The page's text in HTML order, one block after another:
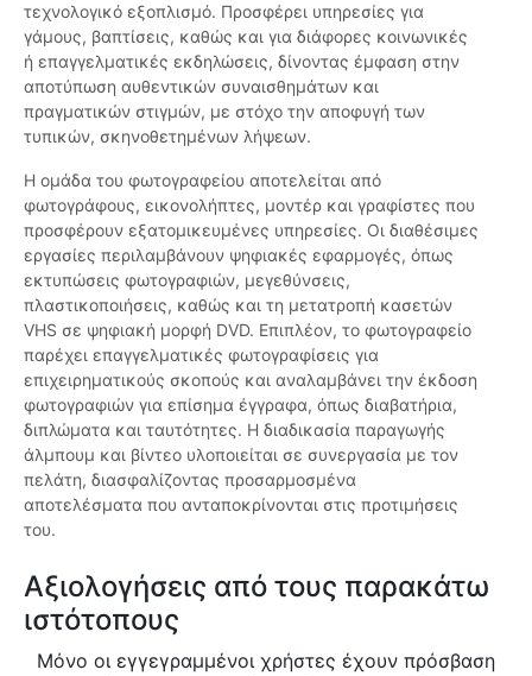
τεχνολογικό εξοπλισμό. Προσφέρει υπηρεσίες για
γάμους, βαπτίσεις, καθώς και για διάφορες κοινωνικές
ή επαγγελματικές εκδηλώσεις, δίνοντας έμφαση στην
αποτύπωση αυθεντικών συναισθημάτων και
πραγματικών στιγμών, με στόχο την αποφυγή των
τυπικών, σκηνοθετημένων λήψεων.
Η ομάδα του φωτογραφείου αποτελείται από
φωτογράφους, εικονολήπτες, μοντέρ και γραφίστες που
προσφέρουν εξατομικευμένες υπηρεσίες. Οι διαθέσιμες
εργασίες περιλαμβάνουν ψηφιακές εφαρμογές, όπως
εκτυπώσεις φωτογραφιών, μεγεθύνσεις,
πλαστικοποιήσεις, καθώς και τη μετατροπή κασετών
VHS σε ψηφιακή μορφή DVD. Επιπλέον, το φωτογραφείο
παρέχει επαγγελματικές φωτογραφίσεις για
επιχειρηματικούς σκοπούς και αναλαμβάνει την έκδοση
φωτογραφιών για επίσημα έγγραφα, όπως διαβατήρια,
διπλώματα και ταυτότητες. Η διαδικασία παραγωγής
άλμπουμ και βίντεο υλοποιείται σε συνεργασία με τον
πελάτη, διασφαλίζοντας προσαρμοσμένα
αποτελέσματα που ανταποκρίνονται στις προτιμήσεις
του.
Αξιολογήσεις από τους παρακάτω
ιστότοπους
Μόνο οι εγγεγραμμένοι χρήστες έχουν πρόσβαση